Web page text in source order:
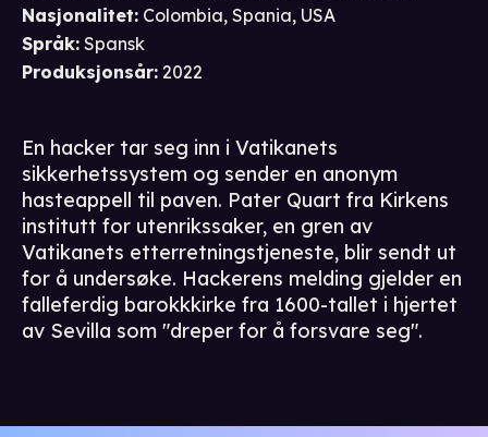
Nasjonalitet: Colombia, Spania, USA
Språk: Spansk
Produksjonsår: 2022
En hacker tar seg inn i Vatikanets
sikkerhetssystem og sender en anonym
hasteappell til paven. Pater Quart fra Kirkens
institutt for utenrikssaker, en gren av
Vatikanets etterretningstjeneste, blir sendt ut
for å undersøke. Hackerens melding gjelder en
falleferdig barokkkirke fra 1600-tallet i hjertet
av Sevilla som "dreper for å forsvare seg".